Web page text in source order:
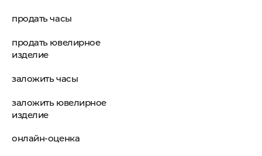
продать часы
продать ювелирное
изделие
заложить часы
заложить ювелирное
изделие
онлайн-оценка